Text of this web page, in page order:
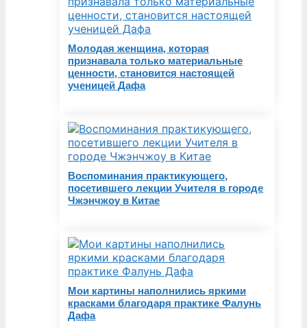
Молодая женщина, которая
признавала только материальные
ценности, становится настоящей
ученицей Дафа
Воспоминания практикующего,
посетившего лекции Учителя в городе
Чжэнчжоу в Китае
Мои картины наполнились яркими
красками благодаря практике Фалунь
Дафа